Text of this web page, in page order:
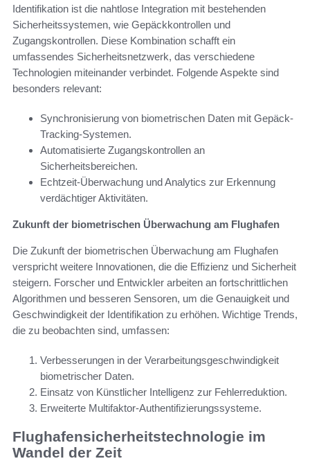
Identifikation ist die nahtlose Integration mit bestehenden
Sicherheitssystemen, wie Gepäckkontrollen und
Zugangskontrollen. Diese Kombination schafft ein
umfassendes Sicherheitsnetzwerk, das verschiedene
Technologien miteinander verbindet. Folgende Aspekte sind
besonders relevant:
Synchronisierung von biometrischen Daten mit Gepäck-
Tracking-Systemen.
Automatisierte Zugangskontrollen an
Sicherheitsbereichen.
Echtzeit-Überwachung und Analytics zur Erkennung
verdächtiger Aktivitäten.
Zukunft der biometrischen Überwachung am Flughafen
Die Zukunft der biometrischen Überwachung am Flughafen
verspricht weitere Innovationen, die die Effizienz und Sicherheit
steigern. Forscher und Entwickler arbeiten an fortschrittlichen
Algorithmen und besseren Sensoren, um die Genauigkeit und
Geschwindigkeit der Identifikation zu erhöhen. Wichtige Trends,
die zu beobachten sind, umfassen:
Verbesserungen in der Verarbeitungsgeschwindigkeit
biometrischer Daten.
Einsatz von Künstlicher Intelligenz zur Fehlerreduktion.
Erweiterte Multifaktor-Authentifizierungssysteme.
Flughafensicherheitstechnologie im
Wandel der Zeit